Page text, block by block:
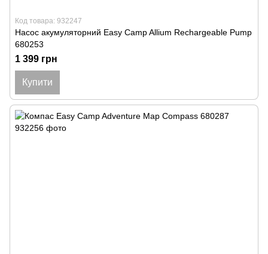
Код товара: 932247
Насос акумуляторний Easy Camp Allium Rechargeable Pump
680253
1 399 грн
Купити